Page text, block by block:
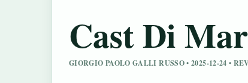
Cast Di
GIORGIO PAOLO GALLI RUSSO • 2025-12-24 •